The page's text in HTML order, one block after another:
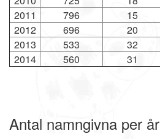
2011
796
15
2012
696
20
2013
533
32
2014
560 31
Antal namngivna per år